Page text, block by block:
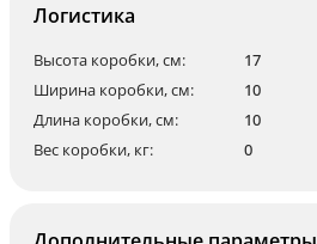
Логистика
Высота коробки, см:
17
Ширина коробки, см:
10
Длина коробки, см:
10
Вес коробки, кг:
0